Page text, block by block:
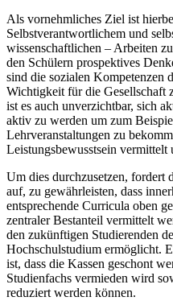
Als vornehmliches Ziel ist
Selbstverantwortlichem und
wissenschaftlichen – Arbeiten
den Schülern prospektives
sind die sozialen Kompetenzen
Wichtigkeit für die Gesellschaft
ist es auch unverzichtbar, sich
aktiv zu werden um zum
Lehrveranstaltungen zu
Leistungsbewusstsein vermittelt
Um dies durchzusetzen, fordert
auf, zu gewährleisten, dass
entsprechende Curricula oben
zentraler Bestanteil vermittelt
den zukünftigen Studierenden
Hochschulstudium ermöglicht.
ist, dass die Kassen geschont
Studienfachs vermieden wird
reduziert werden können.